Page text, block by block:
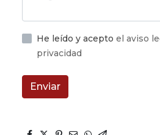
He leído y acepto el aviso
privacidad
Enviar